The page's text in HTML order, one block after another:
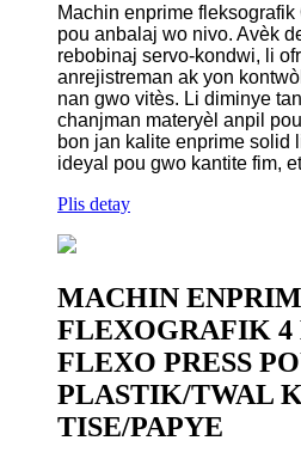
Machin enprime
pou anbalaj wo nivo. Avèk
rebobinaj servo-kondwi, li
anrejistreman ak yon
nan gwo vitès. Li diminye
chanjman materyèl anpil
bon jan kalite enprime solid
ideyal pou gwo kantite fim,
Plis detay
MACHIN
FLEXOGRAFIK
FLEXO PRESS
PLASTIK/TWAL
TISE/PAPYE